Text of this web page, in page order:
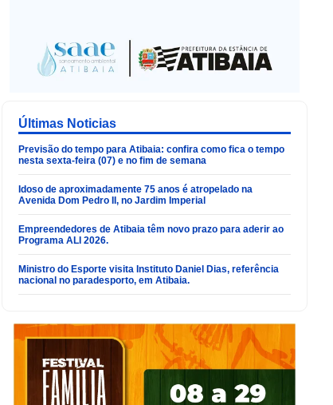
Últimas Noticias
Previsão do tempo para Atibaia: confira como fica o tempo
nesta sexta-feira (07) e no fim de semana
Idoso de aproximadamente 75 anos é atropelado na
Avenida Dom Pedro II, no Jardim Imperial
Empreendedores de Atibaia têm novo prazo para aderir ao
Programa ALI 2026.
Ministro do Esporte visita Instituto Daniel Dias, referência
nacional no paradesporto, em Atibaia.